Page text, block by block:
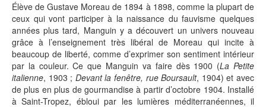
Élève de Gustave Moreau de 1894 à 1898, comme la plupart de
ceux qui vont participer à la naissance du fauvisme quelques
années plus tard, Manguin y a découvert un univers nouveau
grâce à l’enseignement très libéral de Moreau qui incite à
beaucoup de liberté, comme d’exprimer son sentiment intérieur
par la couleur. Ce que Manguin va faire dès 1900 (La Petite
italienne, 1903 ; Devant la fenêtre, rue Boursault, 1904) et avec
de plus en plus de gourmandise à partir d’octobre 1904. Installé
à Saint-Tropez, ébloui par les lumières méditerranéennes, il